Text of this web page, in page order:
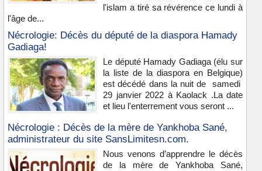
l'islam a tiré sa révérence ce lundi à
l'âge de...
Nécrologie: Décès du député de la diaspora Hamady
Gadiaga!
Le député Hamady Gadiaga (élu sur
la liste de la diaspora en Belgique)
est décédé dans la nuit de samedi
29 janvier 2022 à Kaolack .La date
et lieu l'enterrement vous seront ...
Nécrologie : Décès de la mère de Yankhoba Sané,
administrateur du site SansLimitesn.com.
Nous venons d’apprendre le décès
de la mère de Yankhoba Sané,